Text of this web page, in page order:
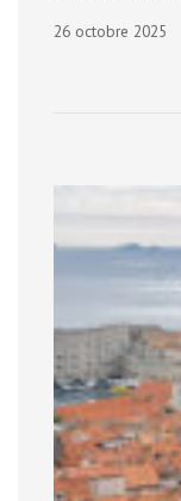
26 octobre 2025